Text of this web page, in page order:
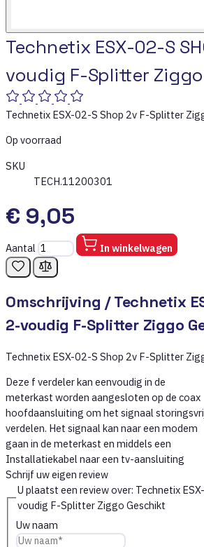
Technetix ESX-02-S
voudig F-Splitter
Technetix ESX-02-S Shop 2v F-Splitter
Op voorraad
SKU
TECH.11200301
€ 9,05
Aantal In winkelwagen
Omschrijving /Technetix
2-voudig F-Splitter Ziggo
Technetix ESX-02-S Shop 2v F-Splitter
Deze f verdeler kan eenvoudig in de
meterkast worden aangesloten op de coax
hoofdaansluiting om het signaal
verdelen. Het signaal kan naar een modem
gaan in de meterkast en middels een
Installatiekabel naar een tv-aansluiting
Schrijf uw eigen review
U plaatst een review over: Technetix
voudig F-Splitter Ziggo Geschikt
Uw naam